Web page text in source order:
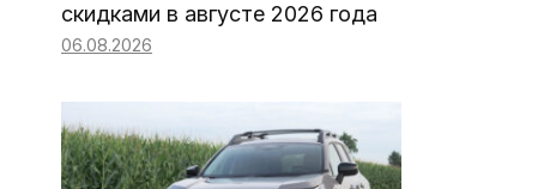
скидками в августе 2026 года
06.08.2026